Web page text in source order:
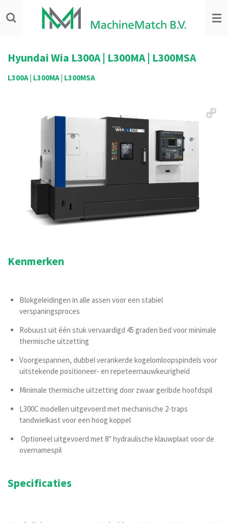
direct
hoofdinhoud
Hyundai Wia L300A | L300MA | L300MSA
L300A | L300MA | L300MSA
Kenmerken
Blokgeleidingen in alle assen voor een stabiel
verspaningsproces
Robuust uit één stuk vervaardigd 45 graden bed voor minimale
thermische uitzetting
Voorgespannen, dubbel verankerde kogelomloopspindels voor
uitstekende positioneer- en repeteernauwkeurigheid
Minimale thermische uitzetting door zwaar geribde hoofdspil
L300C modellen uitgevoerd met mechanische 2-traps
tandwielkast voor een hoog koppel
Optioneel uitgevoerd met 8″ hydraulische klauwplaat voor de
overnamespil
Specificaties